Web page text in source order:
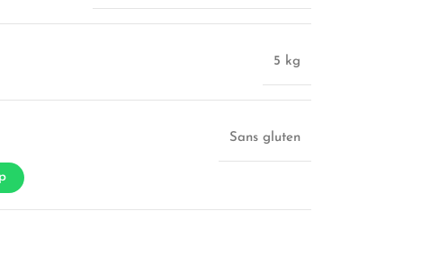
5 kg
Sans gluten